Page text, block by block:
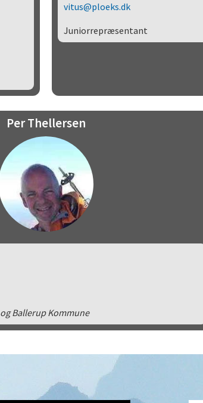
vitus@ploeks.dk
Juniorrepræsentant
Per Thellersen
Ballerup Kommune